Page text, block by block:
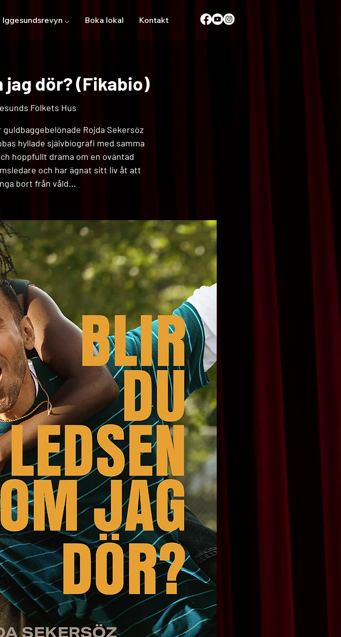
Iggesundsrevyn ⌵ Boka lokal Kontakt
jag dör? (Fikabio)
Folkets Hus
guldbaggebelönade Rojda Sekersöz
hyllade självbiografi med samma
hoppfullt drama om en oväntad
och har ägnat sitt liv åt att
bort från våld...